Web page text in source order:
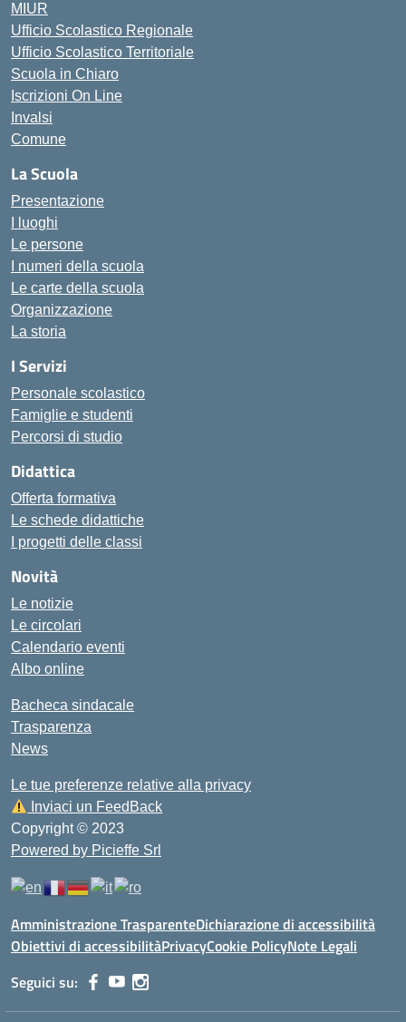
MIUR
Ufficio Scolastico Regionale
Ufficio Scolastico Territoriale
Scuola in Chiaro
Iscrizioni On Line
Invalsi
Comune
La Scuola
Presentazione
I luoghi
Le persone
I numeri della scuola
Le carte della scuola
Organizzazione
La storia
I Servizi
Personale scolastico
Famiglie e studenti
Percorsi di studio
Didattica
Offerta formativa
Le schede didattiche
I progetti delle classi
Novità
Le notizie
Le circolari
Calendario eventi
Albo online
Bacheca sindacale
Trasparenza
News
Le tue preferenze relative alla privacy
Inviaci un FeedBack
Copyright © 2023
Powered by Picieffe Srl
Amministrazione TrasparenteDichiarazione di accessibilità
Obiettivi di accessibilitàPrivacyCookie PolicyNote Legali
Seguici su: